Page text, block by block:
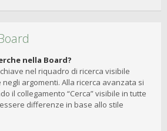
nella Board?
nel riquadro di ricerca visibile
negli argomenti. Alla ricerca avanzata si
il collegamento “Cerca” visibile in tutte
differenze in base allo stile